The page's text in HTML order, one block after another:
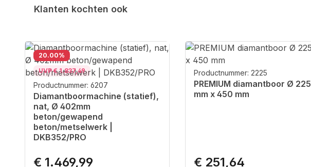
Klanten kochten ook
Productgalerij overslaan
20.00
Korting%
UVP € 1.837,49
Productnummer: 6207
Diamantboormachine (statief),
nat, Ø 402mm
beton/gewapend
beton/metselwerk |
DKB352/PRO
Normale prijs:
€ 1.469,99
Productnummer: 2225
PREMIUM diamantboor Ø 225
mm x 450 mm
Normale prijs:
€ 251,64